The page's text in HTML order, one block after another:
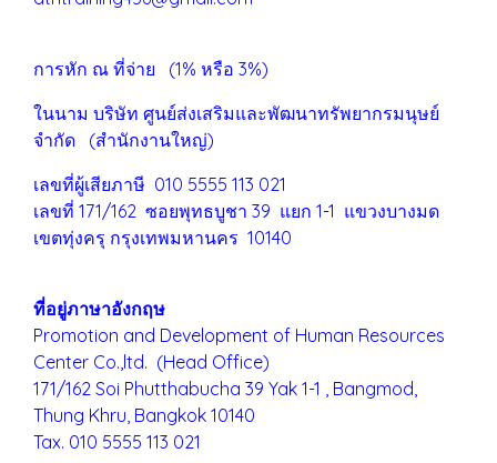
การหัก ณ ที่จ่าย (1% หรือ 3%)
ในนาม บริษัท ศูนย์ส่งเสริมและพัฒนาทรัพยากรมนุษย์
จำกัด (สำนักงานใหญ่)
เลขที่ผู้เสียภาษี 010 5555 113 021
เลขที่ 171/162 ซอยพุทธบูชา 39 แยก 1-1 แขวงบางมด
เขตทุ่งครุ กรุงเทพมหานคร 10140
ที่อยู่ภาษาอังกฤษ
Promotion and Development of Human Resources
Center Co.,ltd. (Head Office)
171/162 Soi Phutthabucha 39 Yak 1-1 , Bangmod,
Thung Khru, Bangkok 10140
Tax. 010 5555 113 021